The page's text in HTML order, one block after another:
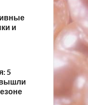
и
5